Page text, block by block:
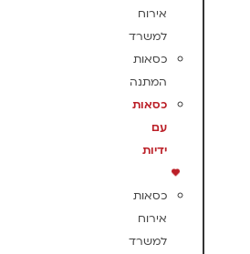
אירוח
למשרד
כסאות
המתנה
כסאות
עם
ידיות
כסאות
אירוח
למשרד